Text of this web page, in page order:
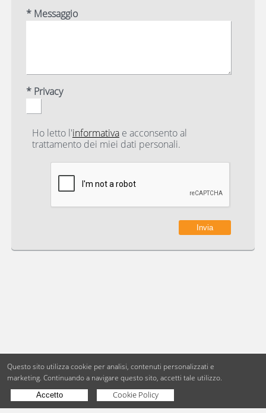
* Messaggio
* Privacy
Ho letto l'informativae acconsento al
trattamento dei miei dati personali.
Copyright © BdueB Srl PI 07755110967 Privacy Utilizzo dei cookie
Questo sito utilizza cookie per analisi, contenuti personalizzati e
marketing. Continuando a navigare questo sito, accetti tale utilizzo.
Accetto Cookie Policy